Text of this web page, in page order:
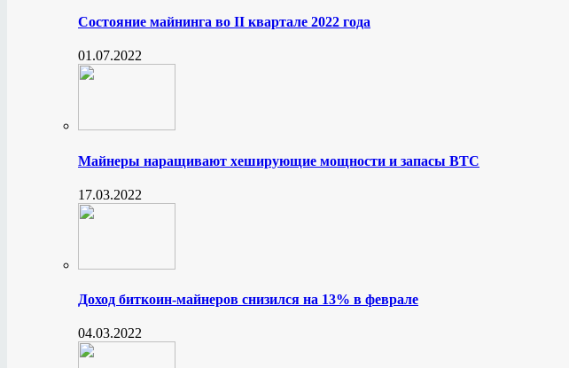
Состояние майнинга во II квартале 2022 года
01.07.2022
Майнеры наращивают хеширующие мощности и запасы BTC
17.03.2022
Доход биткоин-майнеров снизился на 13% в феврале
04.03.2022